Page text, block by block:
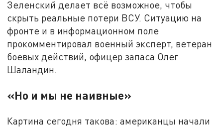
Зеленский делает всё возможное, чтобы
скрыть реальные потери ВСУ. Ситуацию на
фронте и в информационном поле
прокомментировал военный эксперт, ветеран
боевых действий, офицер запаса Олег
Шаландин.
«Но и мы не наивные»
Картина сегодня такова: американцы начали